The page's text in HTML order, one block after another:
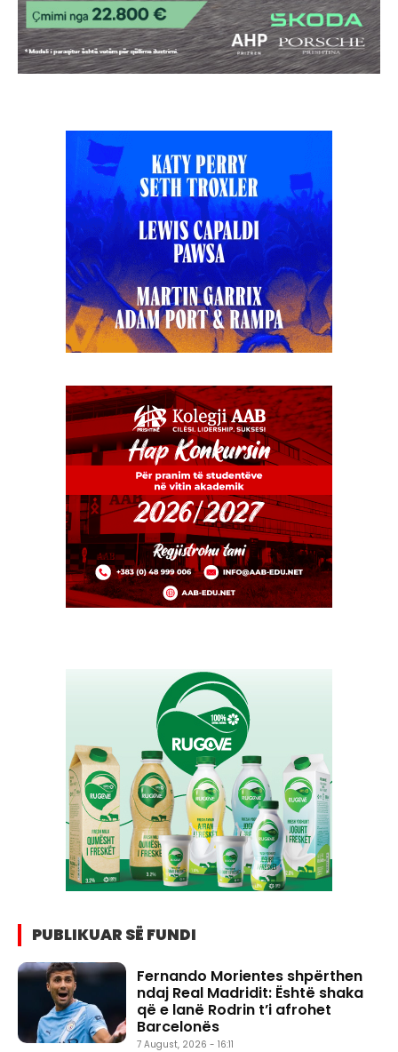
PUBLIKUAR SË FUNDI
Fernando Morientes shpërthen
ndaj Real Madridit: Është shaka
që e lanë Rodrin t’i afrohet
Barcelonës
7 August, 2026 - 16:11